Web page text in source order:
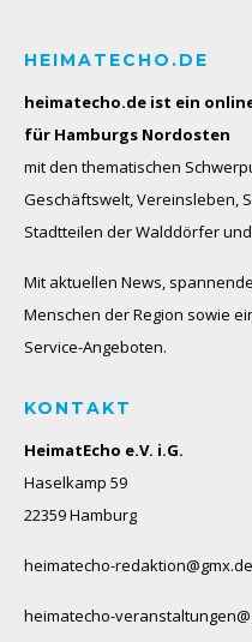
HEIMATECHO.DE
heimatecho.de ist ein
für Hamburgs Nordosten
mit den thematischen
Geschäftswelt, Vereinsleben,
Stadtteilen der Walddörfer
Mit aktuellen News,
Menschen der Region sowie
Service-Angeboten.
KONTAKT
HeimatEcho e.V. i.G.
Haselkamp 59
22359 Hamburg
heimatecho-redaktion@gmx.de
heimatecho-